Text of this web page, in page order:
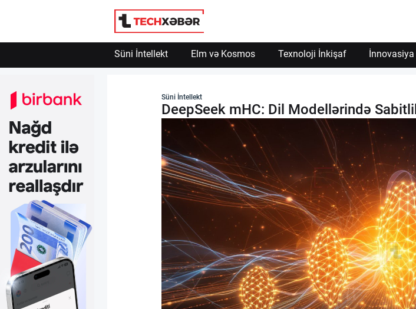
Süni İntellekt Elm və Kosmos Texnoloji İnkişaf
Süni İntellekt
Elm və Kosmos
Texnoloji İnkişaf
İnnovasiya və Startaplar
Robot və Cihazlar
Kriptovalyuta
Süni İntellekt
DeepSeek mHC: Dil Modellərində